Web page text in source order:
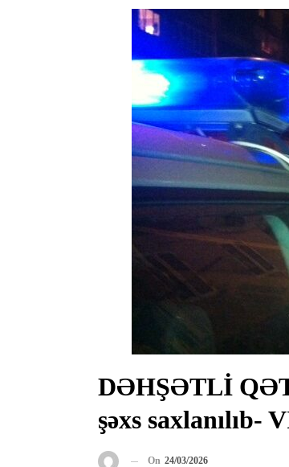
DƏHŞƏTLİ
şəxs saxlanılıb-
On 24/03/2026